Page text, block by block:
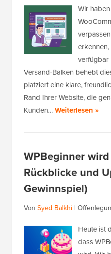
Wir
verfügbar
Versand-Balken behebt
platziert eine klare,
Rand Ihrer Website, die
Kunden…Weiterlesen »
WPBeginner
Rückblicke und
Gewinnspiel)
Von Syed Balkhi |
Heute ist
dass